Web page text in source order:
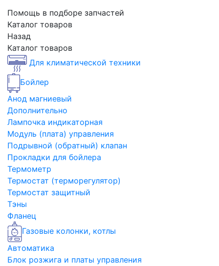
Помощь в подборе запчастей
Каталог товаров
Назад
Каталог товаров
Для климатической техники
Бойлер
Анод магниевый
Дополнительно
Лампочка индикаторная
Модуль (плата) управления
Подрывной (обратный) клапан
Прокладки для бойлера
Термометр
Термостат (терморегулятор)
Термостат защитный
Тэны
Фланец
Газовые колонки, котлы
Автоматика
Блок розжига и платы управления